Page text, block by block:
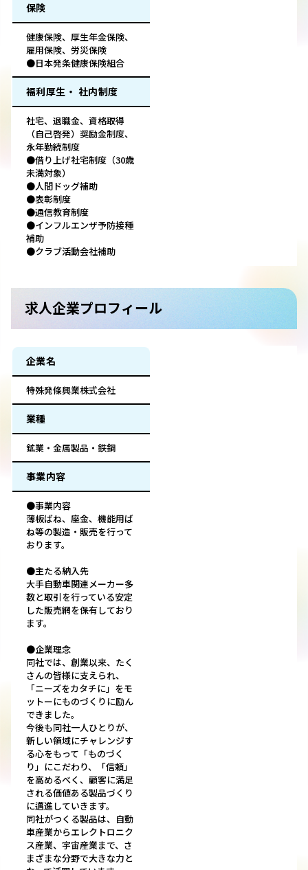
保険
健康保険、厚生年金保険、
雇用保険、労災保険
●日本発条健康保険組合
福利厚生・ 社内制度
社宅、退職金、資格取得
（自己啓発）奨励金制度、
永年勤続制度
●借り上げ社宅制度（30歳
未満対象）
●人間ドッグ補助
●表彰制度
●通信教育制度
●インフルエンザ予防接種
補助
●クラブ活動会社補助
求人企業プロフィール
企業名
特殊発條興業株式会社
業種
鉱業・金属製品・鉄鋼
事業内容
●事業内容
薄板ばね、座金、機能用ば
ね等の製造・販売を行って
おります。
●主たる納入先
大手自動車関連メーカー多
数と取引を行っている安定
した販売網を保有しており
ます。
●企業理念
同社では、創業以来、たく
さんの皆様に支えられ、
「ニーズをカタチに」をモ
ットーにものづくりに励ん
できました。
今後も同社一人ひとりが、
新しい領域にチャレンジす
る心をもって「ものづく
り」にこだわり、「信頼」
を高めるべく、顧客に満足
される価値ある製品づくり
に邁進していきます。
同社がつくる製品は、自動
車産業からエレクトロニク
ス産業、宇宙産業まで、さ
まざまな分野で大きな力と